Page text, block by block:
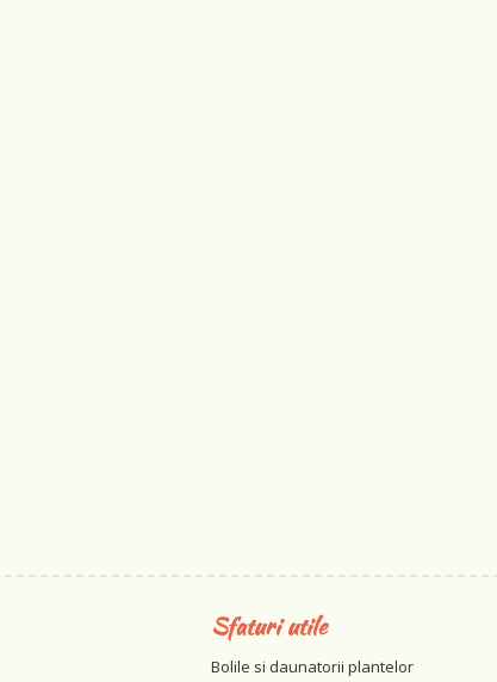
Sfaturi utile
Bolile si daunatorii plantelor